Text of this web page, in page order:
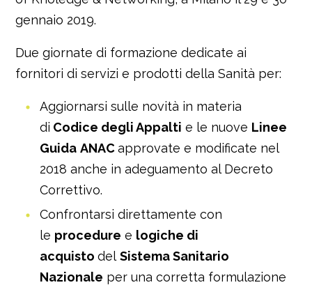
gennaio 2019.
Due giornate di formazione dedicate ai
fornitori di servizi e prodotti della Sanità per:
Aggiornarsi sulle novità in materia
di Codice degli Appalti e le nuove Linee
Guida ANACapprovate e modificate nel
2018 anche in adeguamento al Decreto
Correttivo.
Confrontarsi direttamente con
le procedure e logiche di
acquistodelSistema Sanitario
Nazionale per una corretta formulazione